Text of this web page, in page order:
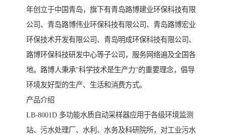
年创立于中国青岛，旗下有青岛路博建业环保科技有限
公司、青岛路博伟业环保科技有限公司、青岛路博宏业
环保技术开发有限公司、青岛明成环保科技有限公司、
路博环保科技研发中心等子公司，服务网络遍及全国各
地。路博人秉承"科学技术是生产力"的重要理念，倡导
环境友好型的生产、生活和消费方式。
产品介绍
LB-8001D 多功能水质自动采样器应用于各级环境监测
站、污水处理厂、水利、水务及科研院所，对工业污水